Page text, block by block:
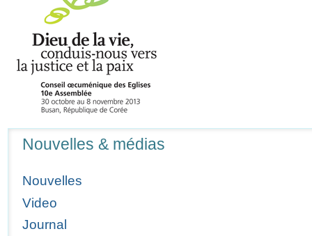
Nouvelles & médias
Nouvelles
Video
Journal